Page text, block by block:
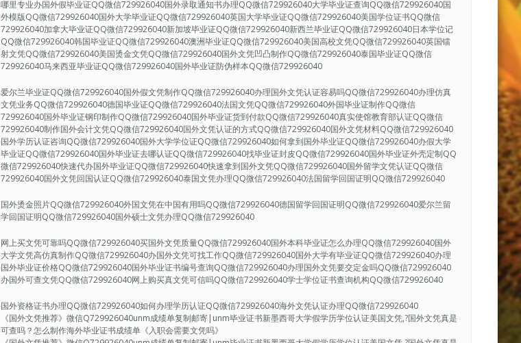
哪里专业办国外假毕业证QQ微信729926040国外录取通知书办理QQ微信729926040大学毕业证查询QQ微信729926040国
外模版QQ微信729926040国外大学毕业证QQ微信729926040英国大学毕业证QQ微信729926040美国学位证书QQ微信
729926040加拿大毕业证QQ微信729926040新加坡毕业证QQ微信729926040新西兰毕业证QQ微信729926040日本学位记
QQ微信729926040韩国毕业证QQ微信729926040澳洲毕业证QQ微信729926040美国高校文凭QQ微信729926040英国镭
射文凭QQ微信729926040美国烫金文凭QQ微信729926040国外文凭凹凸制作QQ微信729926040泰国毕业证QQ微信
729926040马来西亚毕业证QQ微信729926040国外毕业证防伪样本QQ微信729926040
爱尔兰毕业证QQ微信729926040国外假文凭制作QQ微信729926040办理国外文凭认证容易吗QQ微信729926040办理仿真
文凭业务QQ微信729926040德国毕业证QQ微信729926040法国文凭QQ微信729926040外国毕业证制作QQ微信
729926040国外毕业证钢印制作QQ微信729926040国外毕业证货到付款QQ微信729926040真实使馆教育部认证QQ微信
729926040制作国外会计文凭QQ微信729926040国外文凭认证的方式QQ微信729926040国外文凭材料QQ微信729926040
国外学历认证咨询QQ微信729926040国外大学学位证QQ微信729926040如何拿到国外毕业证QQ微信729926040办假大学
毕业证QQ微信729926040国外毕业证去哪认证QQ微信729926040找毕业证封皮QQ微信729926040国外毕业证外壳定制QQ
微信729926040快速代办国外毕业证QQ微信729926040快速拿到国外文凭QQ微信729926040国外留学文凭认证QQ微信
729926040国外文凭回国认证QQ微信729926040泰国文凭办理QQ微信729926040法国留学回国证明QQ微信729926040
国外烫金照片QQ微信729926040外国文凭在中国有用吗QQ微信729926040德国留学回国证明QQ微信729926040爱尔兰留
学回国证明QQ微信729926040国外硕士文凭办理QQ微信729926040
网上买文凭可靠吗QQ微信729926040买国外文凭质量QQ微信729926040国外本科毕业证怎么办理QQ微信729926040国外
大学文凭高仿真制作QQ微信729926040办国外文凭可找工作QQ微信729926040国外大学有毕业证QQ微信729926040办理
国外毕业证价格QQ微信729926040国外毕业证书编号查询QQ微信729926040办理国外文凭要交定金吗QQ微信729926040
办国外可查文凭QQ微信729926040网上购买真文凭可信吗QQ微信729926040学士学位证书查询机构QQ微信729926040
国外资格证书办理QQ微信729926040如何办理学历认证QQ微信729926040海外文凭认证办理QQ微信729926040
《国外文凭推荐》微信Q729926040unm成绩单复制邮寄|unm毕业证书新墨西哥大学假学历学位认证美国文凭,?国外文凭真是
可查吗？怎么制作海外毕业证书成绩单《入职会需要文凭吗》